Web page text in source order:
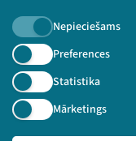
Nepieciešams
Preferences
Statistika
Mārketings
Piesakies
Nepalaid garām